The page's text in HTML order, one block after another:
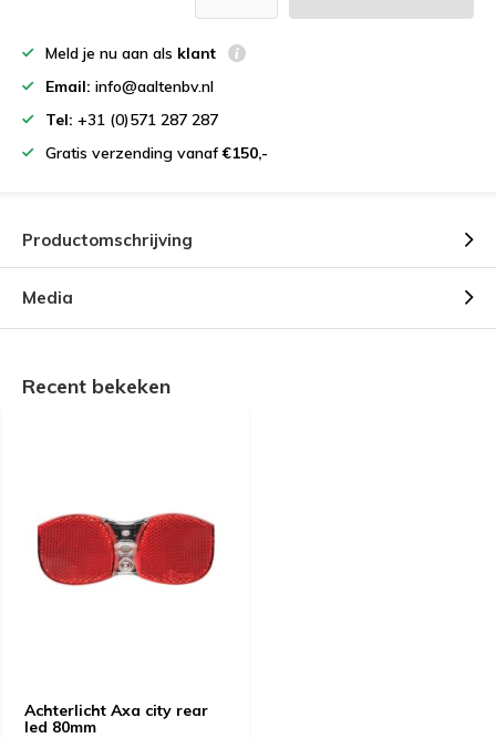
Meld je nu aan als klant
Email: info@aaltenbv.nl
Tel: +31 (0)571 287 287
Gratis verzending vanaf€150,-
Productomschrijving
Media
Recent bekeken
Achterlicht Axa city rear
led 80mm